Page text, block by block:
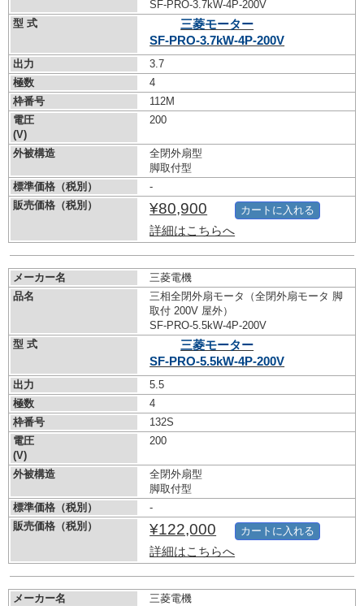
SF-PRO-3.7kW-4P-200V
型 式
三菱モーター
SF-PRO-3.7kW-4P-200V
出力
3.7
極数
4
枠番号
112M
電圧
(V)
200
外被構造
全閉外扇型
脚取付型
標準価格（税別）
-
販売価格（税別）
¥80,900
詳細はこちらへ
カートに入れる
メーカー名
三菱電機
品名
三相全閉外扇モータ（全閉外扇モータ 脚
取付 200V 屋外）
SF-PRO-5.5kW-4P-200V
型 式
三菱モーター
SF-PRO-5.5kW-4P-200V
出力
5.5
極数
4
枠番号
132S
電圧
(V)
200
外被構造
全閉外扇型
脚取付型
標準価格（税別）
-
販売価格（税別）
¥122,000
詳細はこちらへ
カートに入れる
メーカー名
三菱電機